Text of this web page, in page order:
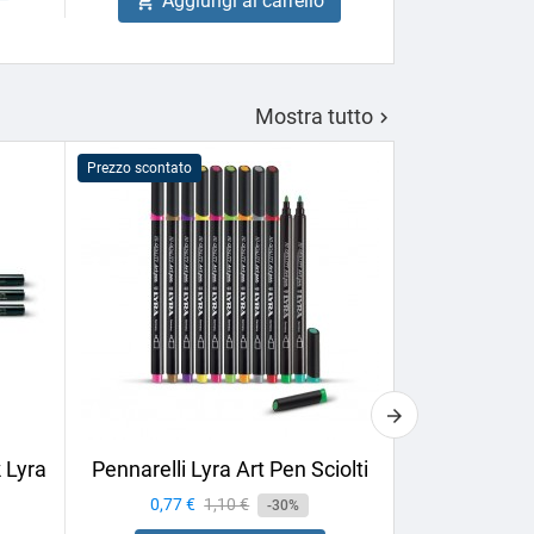
Mostra tutto 
Prezzo scontato
Pennarelli Lyra Art Pen Sciolti
Prezzo
0,77 € Prezzo
base
1,10 € -30%